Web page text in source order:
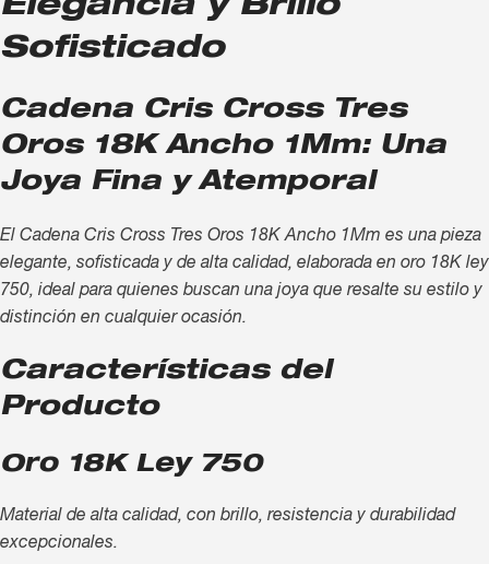
Elegancia y Brillo
Sofisticado
Cadena Cris Cross Tres
Oros 18K Ancho 1Mm: Una
Joya Fina y Atemporal
El Cadena Cris Cross Tres Oros 18K Ancho 1Mm es una pieza
elegante, sofisticada y de alta calidad, elaborada en oro 18K ley
750, ideal para quienes buscan una joya que resalte su estilo y
distinción en cualquier ocasión.
Características del
Producto
Oro 18K Ley 750
Material de alta calidad, con brillo, resistencia y durabilidad
excepcionales.